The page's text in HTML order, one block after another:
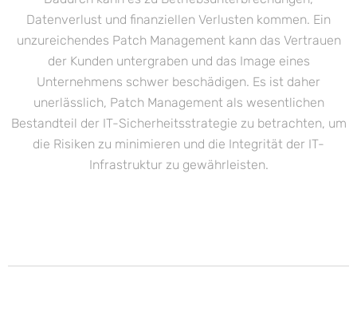
Datenverlust und finanziellen Verlusten kommen. Ein
unzureichendes Patch Management kann das Vertrauen
der Kunden untergraben und das Image eines
Unternehmens schwer beschädigen. Es ist daher
unerlässlich, Patch Management als wesentlichen
Bestandteil der IT-Sicherheitsstrategie zu betrachten, um
die Risiken zu minimieren und die Integrität der IT-
Infrastruktur zu gewährleisten.